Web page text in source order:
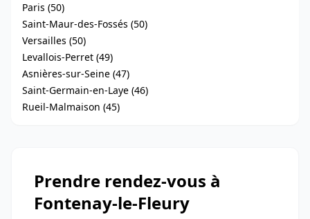
Paris (50)
Saint-Maur-des-Fossés (50)
Versailles (50)
Levallois-Perret (49)
Asnières-sur-Seine (47)
Saint-Germain-en-Laye (46)
Rueil-Malmaison (45)
Prendre rendez-vous à
Fontenay-le-Fleury